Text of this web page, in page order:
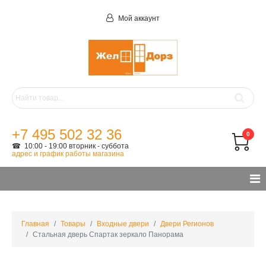
Мой аккаунт
+7 495 502 32 36
☎ 10:00 - 19:00 вторник - суббота
адрес и график работы магазина
0
Главная Товары Входные двери
Двери Регионов
Стальная дверь Спартак зеркало Панорама